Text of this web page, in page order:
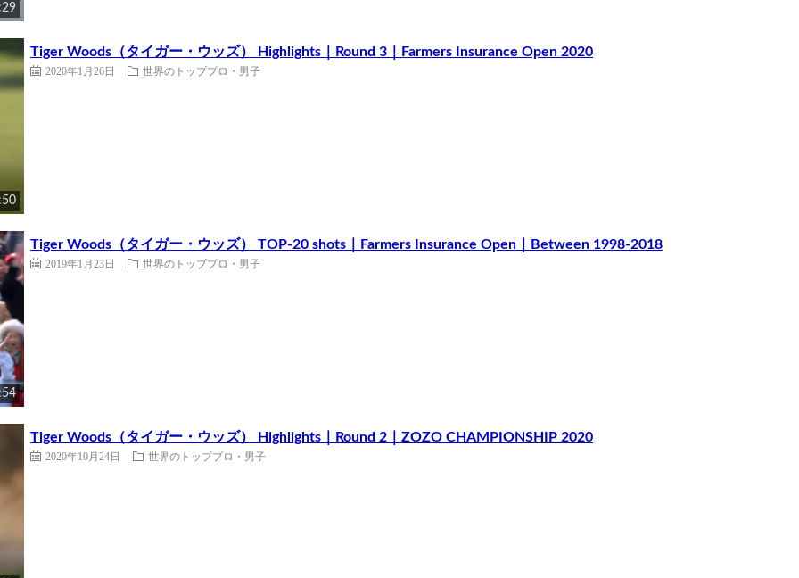
Tiger Woods（タイガー・ウッズ） Highlights｜Round 3｜Farmers Insurance Open 2020
2020年1月26日 世界のトッププロ・男子
Tiger Woods（タイガー・ウッズ） TOP-20 shots｜Farmers Insurance Open｜Between 1998-2018
2019年1月23日 世界のトッププロ・男子
Tiger Woods（タイガー・ウッズ） Highlights｜Round 2｜ZOZO CHAMPIONSHIP 2020
2020年10月24日 世界のトッププロ・男子